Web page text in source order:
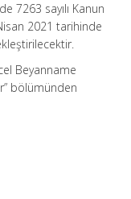
7263 sayılı Kanun
2021 tarihinde
Beyanname
bölümünden